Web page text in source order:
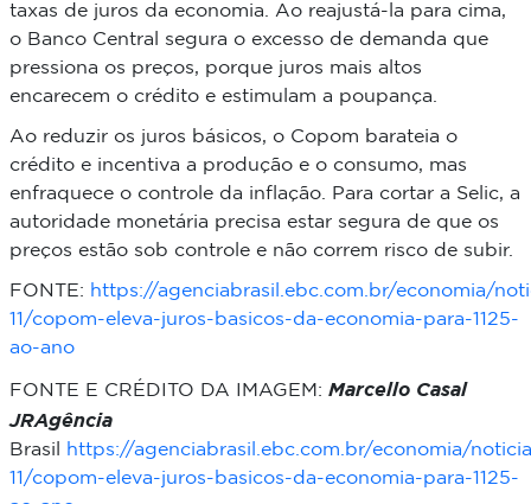
taxas de juros da economia. Ao reajustá-la para cima,
o Banco Central segura o excesso de demanda que
pressiona os preços, porque juros mais altos
encarecem o crédito e estimulam a poupança.
Ao reduzir os juros básicos, o Copom barateia o
crédito e incentiva a produção e o consumo, mas
enfraquece o controle da inflação. Para cortar a Selic, a
autoridade monetária precisa estar segura de que os
preços estão sob controle e não correm risco de subir.
FONTE: https://agenciabrasil.ebc.com.br/economia/
11/copom-eleva-juros-basicos-da-economia-para-1125-
ao-ano
FONTE E CRÉDITO DA IMAGEM: Marcello Casal
JRAgência
Brasil
https://agenciabrasil.ebc.com.br/economia/
11/copom-eleva-juros-basicos-da-economia-para-1125-